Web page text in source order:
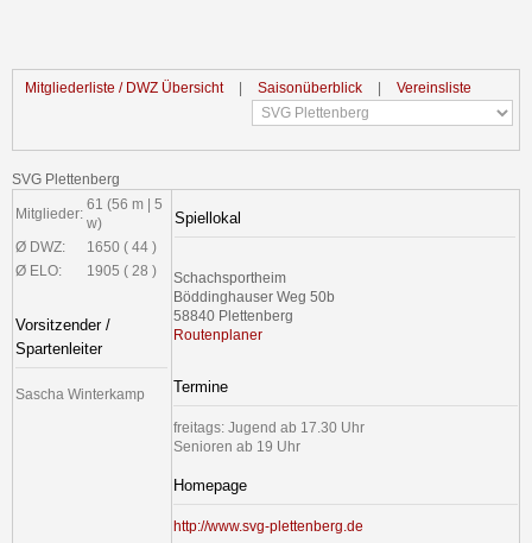
Mitgliederliste / DWZ Übersicht Saisonüberblick Vereinsliste
SVG Plettenberg
Mitglieder:
61 (56 m | 5
w)
Ø DWZ:
1650 ( 44 )
Ø ELO:
1905 ( 28 )
Vorsitzender /
Spartenleiter
Sascha Winterkamp
Spiellokal
Schachsportheim
Böddinghauser Weg 50b
58840 Plettenberg
Routenplaner
Termine
freitags: Jugend ab 17.30 Uhr
Senioren ab 19 Uhr
Homepage
http://www.svg-plettenberg.de